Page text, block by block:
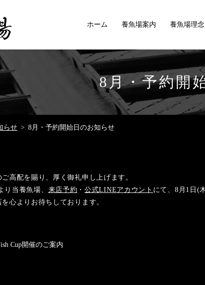
ホーム 養魚場案内 養魚場理念
8月・予約開
らせ 8月・予約開始日のお知らせ
高配を賜り、厚く御礼申し上げます。
り当養魚場、 来店予約 ・公式LINEアカウント にて、8月1日(
心よりお待ちしております。
Cup開催のご案内